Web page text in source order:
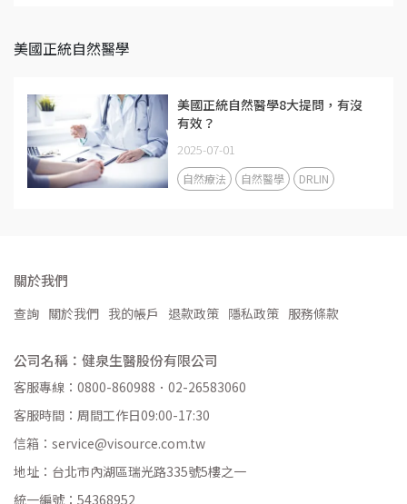
美國正統自然醫學
美國正統自然醫學8大提問，有沒
有效？
2025-07-01
自然療法 自然醫學 DRLIN
關於我們
查詢 關於我們 我的帳戶 退款政策 隱私政策 服務條款
公司名稱：健泉生醫股份有限公司
客服專線：0800-860988．02-26583060
客服時間：周間工作日09:00-17:30
信箱：service@visource.com.tw
地址：台北市內湖區瑞光路335號5樓之一
統一編號：54368952